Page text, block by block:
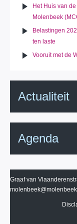
Het Huis van
Molenbeek
Belastingen
ten laste
Vooruit met de
Actualiteit
Agenda
Graaf van